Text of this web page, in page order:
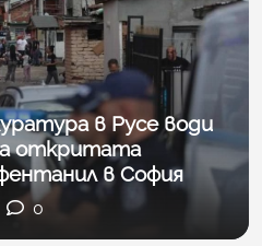
в Русе води
откритата
в София
0